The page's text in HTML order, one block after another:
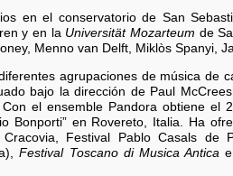
en el conservatorio de San
y en la Universität Mozarteum de
Menno van Delft, Miklòs Spanyi,
agrupaciones de música de
bajo la dirección de Paul
el ensemble Pandora obtiene el
Bonporti” en Rovereto, Italia. Ha
Festival Pablo Casals de
Festival Toscano di Musica Antica